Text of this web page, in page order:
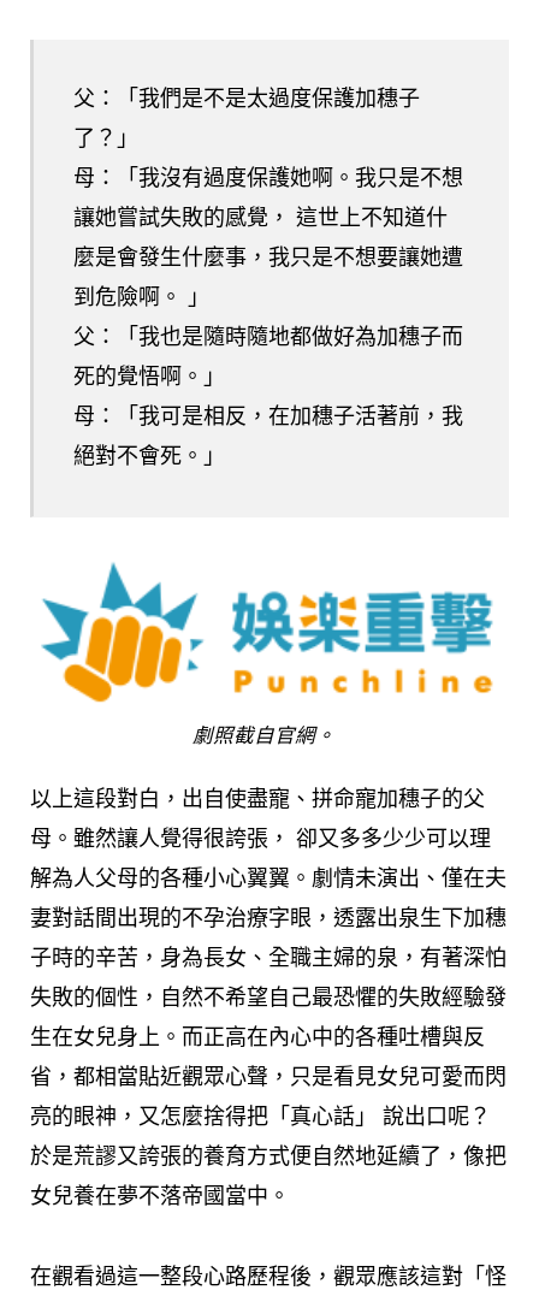
父：「我們是不是太過度保護加穗子
了？」
母：「我沒有過度保護她啊。我只是不想
讓她嘗試失敗的感覺， 這世上不知道什
麼是會發生什麼事，我只是不想要讓她遭
到危險啊。 」
父：「我也是隨時隨地都做好為加穗子而
死的覺悟啊。」
母：「我可是相反，在加穗子活著前，我
絕對不會死。」
劇照截自官網。
以上這段對白，出自使盡寵、拼命寵加穗子的父
母。雖然讓人覺得很誇張， 卻又多多少少可以理
解為人父母的各種小心翼翼。劇情未演出、僅在夫
妻對話間出現的不孕治療字眼，透露出泉生下加穗
子時的辛苦，身為長女、全職主婦的泉，有著深怕
失敗的個性，自然不希望自己最恐懼的失敗經驗發
生在女兒身上。而正高在內心中的各種吐槽與反
省，都相當貼近觀眾心聲，只是看見女兒可愛而閃
亮的眼神，又怎麼捨得把「真心話」 說出口呢？
於是荒謬又誇張的養育方式便自然地延續了，像把
女兒養在夢不落帝國當中。
在觀看過這一整段心路歷程後，觀眾應該這對「怪